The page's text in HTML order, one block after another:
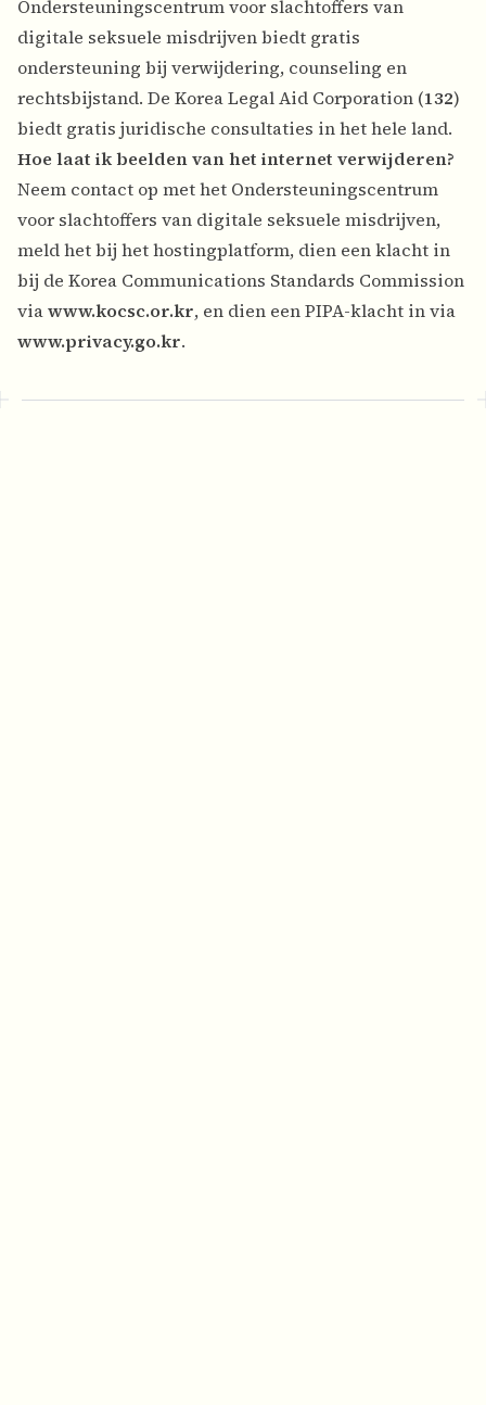
Ondersteuningscentrum voor slachtoffers van
digitale seksuele misdrijven biedt gratis
ondersteuning bij verwijdering, counseling en
rechtsbijstand. De Korea Legal Aid Corporation (132)
biedt gratis juridische consultaties in het hele land.
Hoe laat ik beelden van het internet verwijderen?
Neem contact op met het Ondersteuningscentrum
voor slachtoffers van digitale seksuele misdrijven,
meld het bij het hostingplatform, dien een klacht in
bij de Korea Communications Standards Commission
viawww.kocsc.or.kr, en dien een PIPA-klacht in via
www.privacy.go.kr.